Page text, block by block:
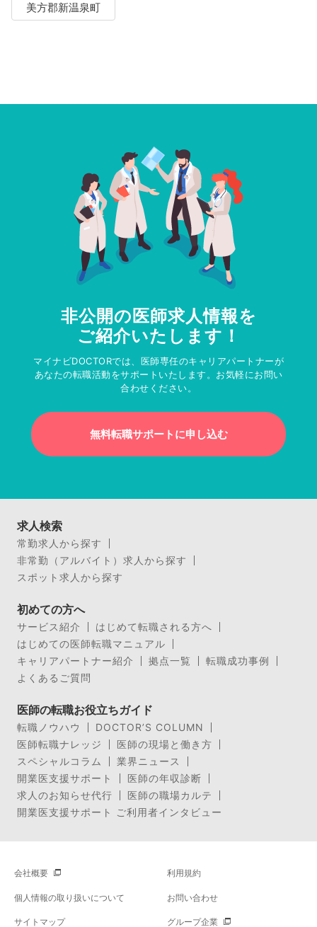
美方郡新温泉町
非公開の医師求人情報を
ご紹介いたします！
マイナビDOCTORでは、医師専任のキャリアパートナーが
あなたの転職活動をサポートいたします。お気軽にお問い
合わせください。
無料転職サポートに申し込む
求人検索
常勤求人から探す
非常勤（アルバイト）求人から探す
スポット求人から探す
初めての方へ
サービス紹介
はじめて転職される方へ
はじめての医師転職マニュアル
キャリアパートナー紹介
拠点一覧
転職成功事例
よくあるご質問
医師の転職お役立ちガイド
転職ノウハウ
DOCTOR’S COLUMN
医師転職ナレッジ
医師の現場と働き方
スペシャルコラム
業界ニュース
開業医支援サポート
医師の年収診断
求人のお知らせ代行
医師の職場カルテ
開業医支援サポート ご利用者インタビュー
会社概要 利用規約
個人情報の取り扱いについて お問い合わせ
サイトマップ グループ企業